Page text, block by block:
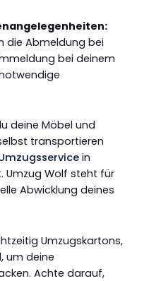
die Abmeldung bei
bei deinem
deine Möbel und
transportieren
in
Umzug Wolf steht für
Abwicklung deines
Umzugskartons,
um deine
Achte darauf,